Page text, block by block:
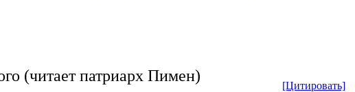
[Цитировать]
(читает патриарх Пимен)